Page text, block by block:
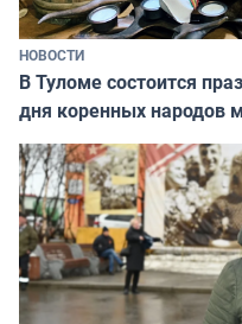
НОВОСТИ
В Туломе состоится
дня коренных народов